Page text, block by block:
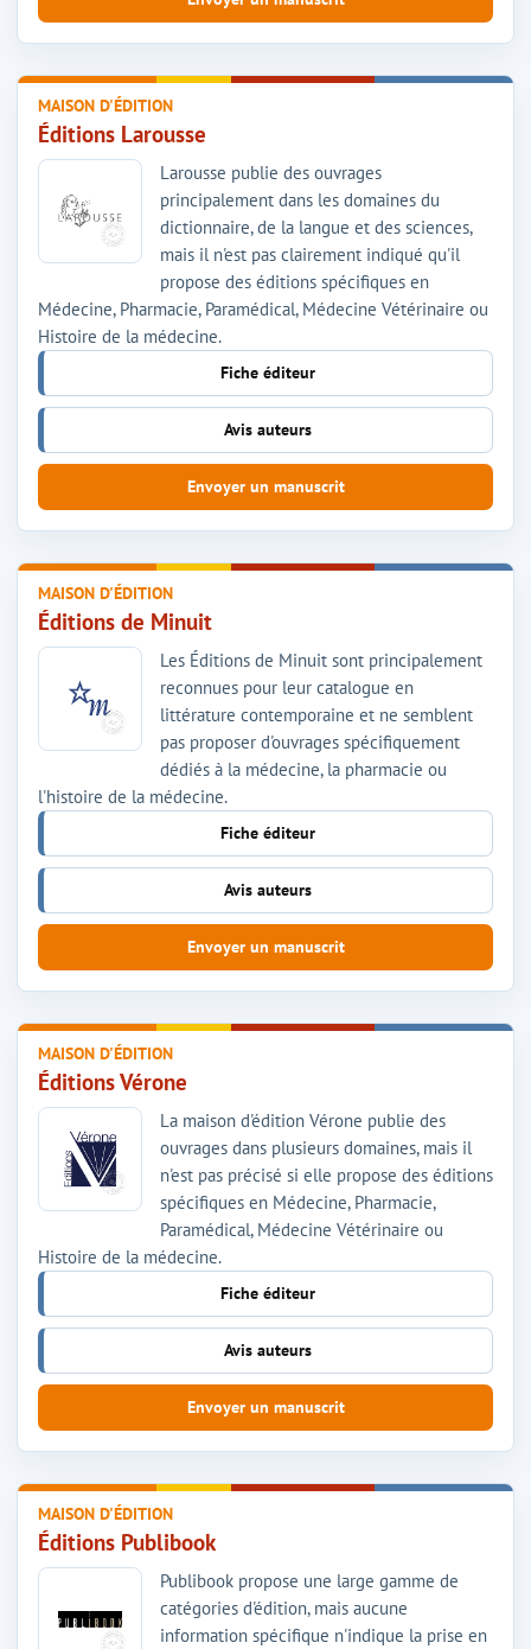
MAISON D'ÉDITION
Éditions Vérone
La maison d'édition Vérone publie des
ouvrages dans plusieurs domaines, mais il
n'est pas précisé si elle propose des éditions
spécifiques en Médecine, Pharmacie,
Paramédical, Médecine Vétérinaire ou
Histoire de la médecine.
Fiche éditeur
Avis auteurs
Envoyer un manuscrit
MAISON D'ÉDITION
Éditions Publibook
Publibook propose une large gamme de
catégories d'édition, mais aucune
information spécifique n'indique la prise en
MAISON D'ÉDITION
Éditions de Minuit
Les Éditions de Minuit sont principalement
reconnues pour leur catalogue en
littérature contemporaine et ne semblent
pas proposer d'ouvrages spécifiquement
dédiés à la médecine, la pharmacie ou
l'histoire de la médecine.
Fiche éditeur
Avis auteurs
Envoyer un manuscrit
MAISON D'ÉDITION
Éditions Larousse
Larousse publie des ouvrages
principalement dans les domaines du
dictionnaire, de la langue et des sciences,
mais il n'est pas clairement indiqué qu'il
propose des éditions spécifiques en
Médecine, Pharmacie, Paramédical, Médecine Vétérinaire ou
Histoire de la médecine.
Fiche éditeur
Avis auteurs
Envoyer un manuscrit